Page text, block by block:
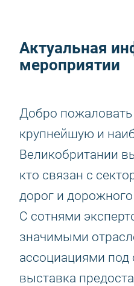
Актуальная
мероприятии
Добро пожаловать
крупнейшую и
Великобритании
кто связан с
дорог и
С сотнями
значимыми
ассоциациями
выставка